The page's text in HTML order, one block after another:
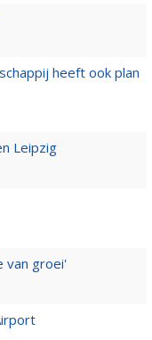
heeft ook plan
Leipzig
van groei'